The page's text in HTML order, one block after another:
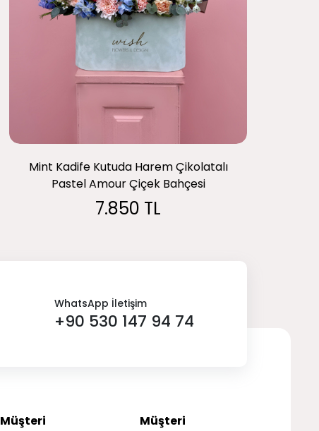
Mint Kadife Kutuda Harem Çikolatalı
Pastel Amour Çiçek Bahçesi
7.850 TL
WhatsApp İletişim
+90 530 147 94 74
Müşteri
Müşteri